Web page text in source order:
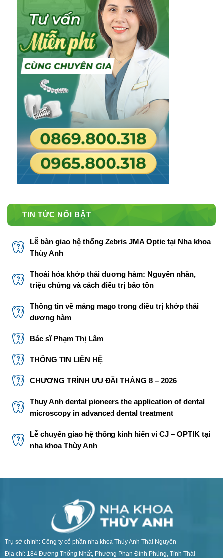
TIN TỨC NỔI BẬT
Lễ bàn giao hệ thống Zebris JMA Optic tại Nha khoa
Thùy Anh
Thoái hóa khớp thái dương hàm: Nguyên nhân,
triệu chứng và cách điều trị bảo tồn
Thông tin về máng mago trong điều trị khớp thái
dương hàm
Bác sĩ Phạm Thị Lâm
THÔNG TIN LIÊN HỆ
CHƯƠNG TRÌNH ƯU ĐÃI THÁNG 8 – 2026
Thuy Anh dental pioneers the application of dental
microscopy in advanced dental treatment
Lễ chuyển giao hệ thống kính hiển vi CJ – OPTIK tại
nha khoa Thùy Anh
Trụ sở chính: Công ty cổ phần nha khoa Thùy Anh Thái Nguyên
Địa chỉ: 184 Đường Thống Nhất, Phường Phan Đình Phùng, Tỉnh Thái